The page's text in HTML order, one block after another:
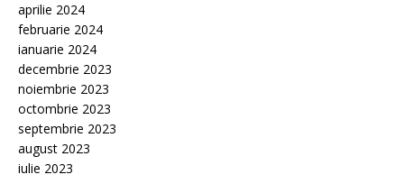
aprilie 2024
februarie 2024
ianuarie 2024
decembrie 2023
noiembrie 2023
octombrie 2023
septembrie 2023
august 2023
iulie 2023